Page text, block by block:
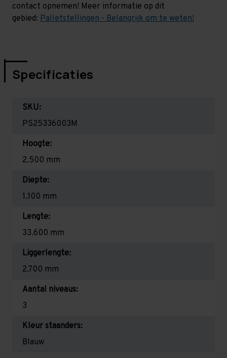
contact opnemen! Meer informatie op dit
gebied: Palletstellingen - Belangrijk om te weten!
Specificaties
SKU:
PS25336003M
Hoogte:
2.500 mm
Diepte:
1.100 mm
Lengte:
33.600 mm
Liggerlengte:
2.700 mm
Aantal niveaus:
3
Kleur staanders:
Blauw